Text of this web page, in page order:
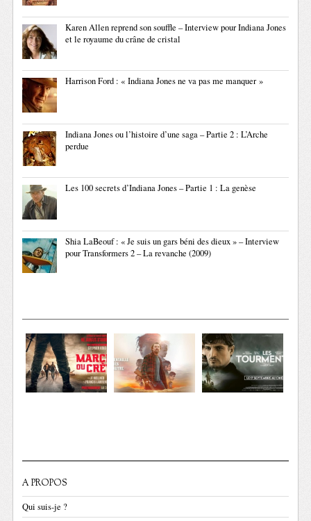
Karen Allen reprend son souffle – Interview pour Indiana Jones
et le royaume du crâne de cristal
Harrison Ford : « Indiana Jones ne va pas me manquer »
Indiana Jones ou l’histoire d’une saga – Partie 2 : L’Arche
perdue
Les 100 secrets d’Indiana Jones – Partie 1 : La genèse
Shia LaBeouf : « Je suis un gars béni des dieux » – Interview
pour Transformers 2 – La revanche (2009)
A PROPOS
Qui suis-je ?